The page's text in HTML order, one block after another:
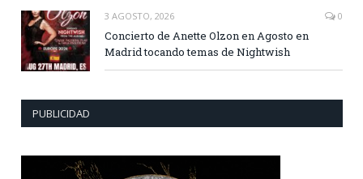
3 AGOSTO, 2026 0
Concierto de Anette Olzon en Agosto en
Madrid tocando temas de Nightwish
PUBLICIDAD